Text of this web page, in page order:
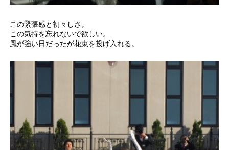
この緊張感と初々しさ。
この気持を忘れないで欲しい。
風が強い日だったが花束を投げ入れる。